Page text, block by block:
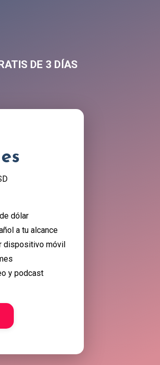
DE 3 DÍAS
dólar
a tu alcance
dispositivo móvil
y podcast